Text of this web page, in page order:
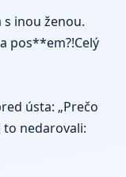
inou ženou.
pos**em?!Celý
ústa: „Prečo
to nedarovali: